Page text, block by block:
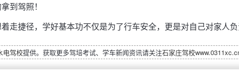
到驾照！
走捷径，学好基本功不仅是为了行车安全，更是对自己对家人负
电驾校提供。获取更多驾培考试、学车新闻资讯请关注石家庄驾校